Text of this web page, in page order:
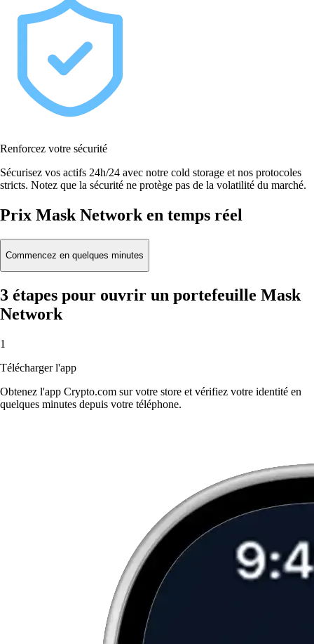
Renforcez votre sécurité
Sécurisez vos actifs 24h/24 avec notre cold storage et nos protocoles
stricts. Notez que la sécurité ne protège pas de la volatilité du marché.
Prix Mask Network en temps réel
Commencez en quelques minutes
3 étapes pour ouvrir un portefeuille Mask
Network
1
Télécharger l'app
Obtenez l'app Crypto.com sur votre store et vérifiez votre identité en
quelques minutes depuis votre téléphone.